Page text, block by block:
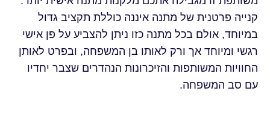
קנייה פרטנית של מתנה איננה כוללת תקציב גדול
במיוחד, אולם בכל מתנה כזו ניתן להצביע על פן אישי
רגשי ומיוחד אך ורק לאותו בן המשפחה, ובפרט לאותן
החוויות המשותפות והזיכרונות הנהדרים שצבר יחדיו
עם סב המשפחה.